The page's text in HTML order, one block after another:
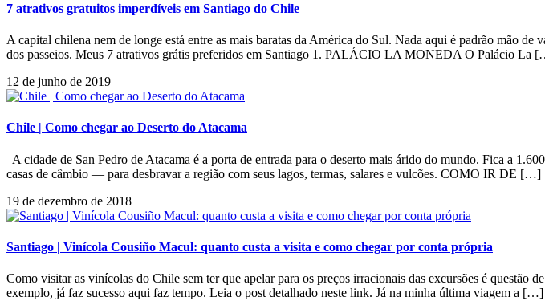
7 atrativos gratuitos imperdíveis em Santiago do Chile
A capital chilena nem de longe está entre as mais baratas da América do Sul. Nada aqui é padrão mão
dos passeios. Meus 7 atrativos grátis preferidos em Santiago 1. PALÁCIO LA MONEDA O Palácio La
12 de junho de 2019
Chile | Como chegar ao Deserto do Atacama
A cidade de San Pedro de Atacama é a porta de entrada para o deserto mais árido do mundo. Fica a
casas de câmbio — para desbravar a região com seus lagos, termas, salares e vulcões. COMO IR DE […]
19 de dezembro de 2018
Santiago | Vinícola Cousiño Macul: quanto custa a visita e como chegar por conta própria
Como visitar as vinícolas do Chile sem ter que apelar para os preços irracionais das excursões é questão
exemplo, já faz sucesso aqui faz tempo. Leia o post detalhado neste link. Já na minha última viagem a […]